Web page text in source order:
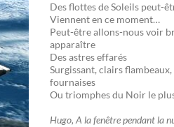
Des flottes de Soleils peut-
Viennent en ce moment…
Peut-être allons-nous voir
apparaître
Des astres effarés
Surgissant, clairs
fournaises
Ou triomphes du Noir le
Hugo, A la fenêtre pendant la